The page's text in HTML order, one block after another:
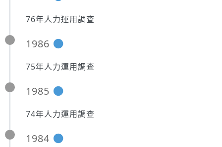
76年人力運用調查
1986
75年人力運用調查
1985
74年人力運用調查
1984